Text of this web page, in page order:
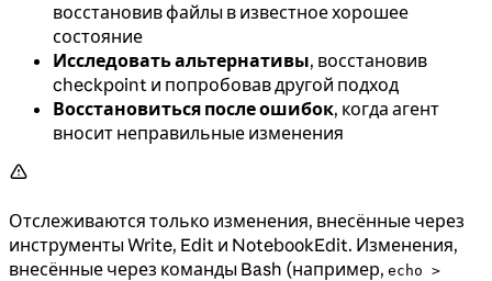
восстановив файлы в известное хорошее
состояние
Исследовать альтернативы, восстановив
checkpoint и попробовав другой подход
Восстановиться после ошибок, когда агент
вносит неправильные изменения
Отслеживаются только изменения, внесённые через
инструменты Write, Edit и NotebookEdit. Изменения,
внесённые через команды Bash (например, echo >